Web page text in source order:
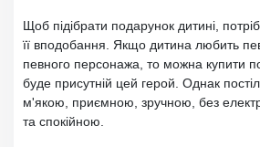
Щоб підібрати подарунок дитині,
її вподобання. Якщо дитина любить
певного персонажа, то можна купити
буде присутній цей герой. Однак
м'якою, приємною, зручною, без
та спокійною.